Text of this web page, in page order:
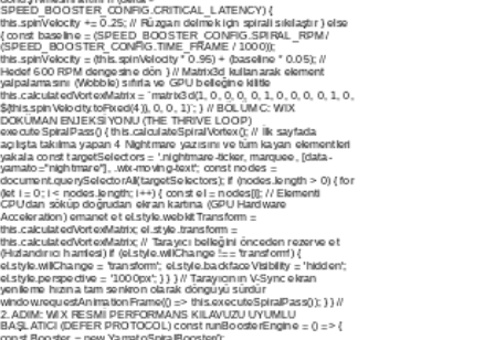
SPEED_BOOSTER_CONFIG.CRITICAL_LATENCY) {
this.spinVelocity += 0.25; // Rüzgarı delmek için spirali sıkılaştır } else
{ const baseline = (SPEED_BOOSTER_CONFIG.SPIRAL_RPM /
(SPEED_BOOSTER_CONFIG.TIME_FRAME / 1000));
this.spinVelocity = (this.spinVelocity * 0.95) + (baseline * 0.05); //
Hedef 600 RPM dengesine dön } // Matrix3d kullanarak element
yalpalamasını (Wobble) sıfırla ve GPU belleğine kilitle
this.calculatedVortexMatrix = `matrix3d(1, 0, 0, 0, 0, 1, 0, 0, 0, 0, 1, 0,
${this.spinVelocity.toFixed(4)}, 0, 0, 1)`; } // BÖLÜM C: WIX
DOKÜMAN ENJEKSİYONU (THE THRIVE LOOP)
executeSpiralPass() { this.calculateSpiralVortex(); // İlk sayfada
açılışta takılma yapan 4 Nightmare yazısını ve tüm kayan elementleri
yakala const targetSelectors = '.nightmare-ticker, marquee, [data-
yamato="nightmare"], .wix-moving-text'; const nodes =
document.querySelectorAll(targetSelectors); if (nodes.length > 0) { for
(let i = 0; i < nodes.length; i++) { const el = nodes[i]; // Elementi
CPU'dan söküp doğrudan ekran kartına (GPU Hardware
Acceleration) emanet et el.style.webkitTransform =
this.calculatedVortexMatrix; el.style.transform =
this.calculatedVortexMatrix; // Tarayıcı belleğini önceden rezerve et
(Hızlandırıcı hamlesi) if (el.style.willChange !== 'transform') {
el.style.willChange = 'transform'; el.style.backfaceVisibility = 'hidden';
el.style.perspective = '1000px'; } } } // Tarayıcının V-Sync ekran
yenileme hızına tam senkron olarak döngüyü sürdür
window.requestAnimationFrame(() => this.executeSpiralPass()); } } //
2. ADIM: WIX RESMİ PERFORMANS KILAVUZU UYUMLU
BAŞLATICI (DEFER PROTOCOL) const runBoosterEngine = () => {